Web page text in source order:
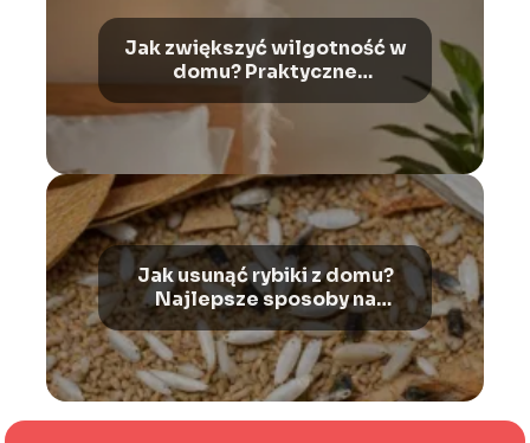
Jak zwiększyć wilgotność w
domu? Praktyczne
Jak usunąć rybiki z domu?
Najlepsze sposoby na
skuteczną walkę